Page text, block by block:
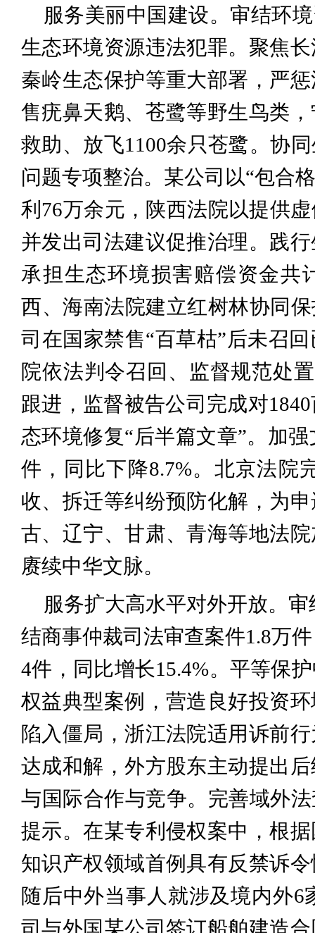
服务美丽中国建设。审结环
生态环境资源违法犯罪。聚焦
秦岭生态保护等重大部署，严
售疣鼻天鹅、苍鹭等野生鸟类
救助、放飞1100余只苍鹭。协
问题专项整治。某公司以“包合
利76万余元，陕西法院以提供
并发出司法建议促推治理。践
承担生态环境损害赔偿资金共
西、海南法院建立红树林协同
司在国家禁售“百草枯”后未召
院依法判令召回、监督规范处
跟进，监督被告公司完成对
态环境修复“后半篇文章”。加
件，同比下降8.7%。北京法院
收、拆迁等纠纷预防化解，为
古、辽宁、甘肃、青海等地法
赓续中华文脉。
服务扩大高水平对外开放。
结商事仲裁司法审查案件1.8万
4件，同比增长15.4%。平等保
权益典型案例，营造良好投资
陷入僵局，浙江法院适用诉前
达成和解，外方股东主动提出
与国际合作与竞争。完善域外
提示。在某专利侵权案中，根
知识产权领域首例具有反禁诉
随后中外当事人就涉及境内外
司与外国某公司签订船舶建造